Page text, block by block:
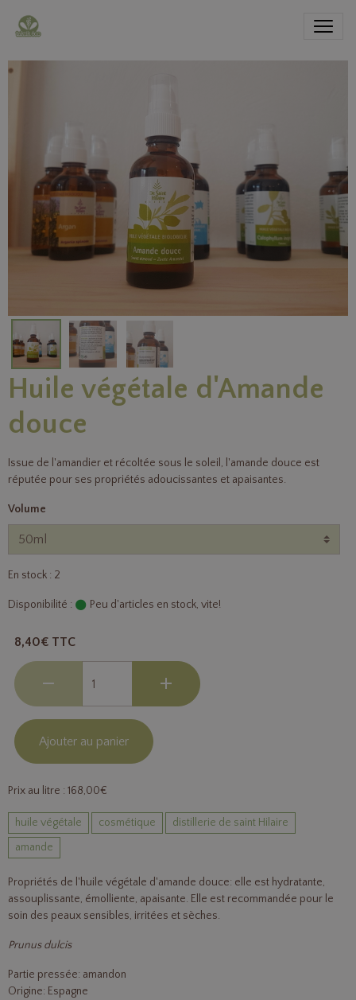
Huile végétale d'Amande
douce
Issue de l'amandier et récoltée sous le soleil, l'amande douce est
réputée pour ses propriétés adoucissantes et apaisantes.
Volume
En stock : 2
Disponibilité : Peu d'articles en stock, vite!
8,40€ TTC
Ajouter au panier
Prix au litre : 168,00€
huile végétale cosmétique
distillerie de saint Hilaire
amande
Propriétés de l'huile végétale d'amande douce: elle est hydratante,
assouplissante, émolliente, apaisante. Elle est recommandée pour le
soin des peaux sensibles, irritées et sèches.
Prunus dulcis
Partie pressée: amandon
Origine: Espagne